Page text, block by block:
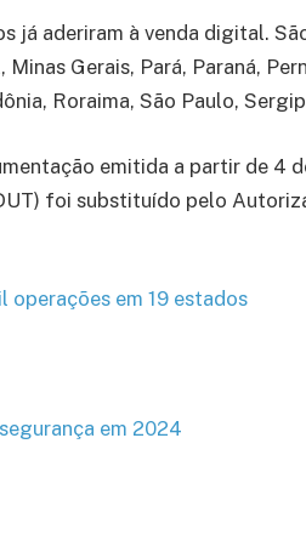
já aderiram à venda digital.
Gerais, Pará, Paraná,
Roraima, São Paulo,
emitida a partir de 4
foi substituído pelo
operações em 19 estados
em 2024